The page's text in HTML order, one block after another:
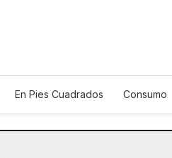
En Pies Cuadrados Consumo